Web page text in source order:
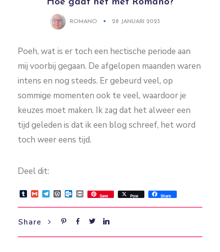
Hoe gaat het met Romano?
ROMANO 28 JANUARI 2023
Poeh, wat is er toch een hectische periode aan
mij voorbij gegaan. De afgelopen maanden waren
intens en nog steeds. Er gebeurd veel, op
sommige momenten ook te veel, waardoor je
keuzes moet maken. Ik zag dat het alweer een
tijd geleden is dat ik een blog schreef, het word
toch weer eens tijd.
Deel dit:
Tumblr
GmailTelegram
WordPress
Outlook.com
PrintSave Post Share
Share